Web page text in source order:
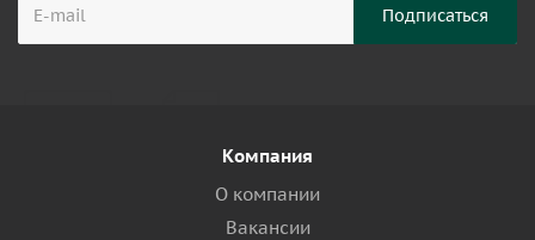
Компания
О компании
Вакансии